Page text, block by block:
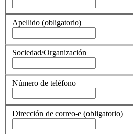
Apellido (obligatorio)
Sociedad/Organización
Número de teléfono
Dirección de correo-e (obligatorio)